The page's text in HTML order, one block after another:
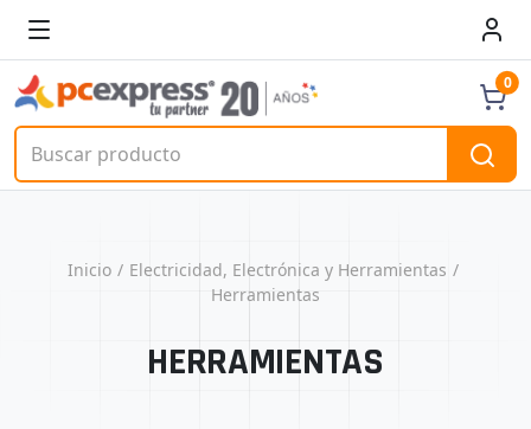
0
Inicio
Electricidad, Electrónica y Herramientas
Herramientas
HERRAMIENTAS